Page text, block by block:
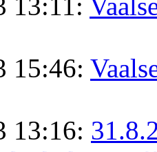
15:46:
13:16: